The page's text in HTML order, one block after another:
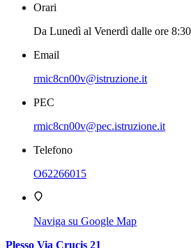
Orari
Da Lunedì al Venerdì dalle ore
Email
rmic8cn00v@istruzione.it
PEC
rmic8cn00v@pec.istruzione.it
Telefono
O62266015
Naviga su Google Map
Plesso Via Crucis 21